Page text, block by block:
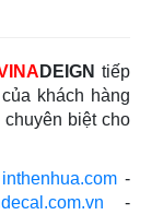
DEIGN tiếp
khách hàng
biệt cho
inthenhua.com-
-